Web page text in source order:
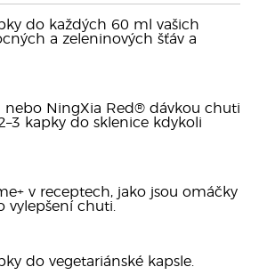
do každých 60 ml vašich
a zeleninových šťáv a
nebo NingXia Red® dávkou chuti
kapky do sklenice kdykoli
v receptech, jako jsou omáčky
vylepšení chuti.
do vegetariánské kapsle.